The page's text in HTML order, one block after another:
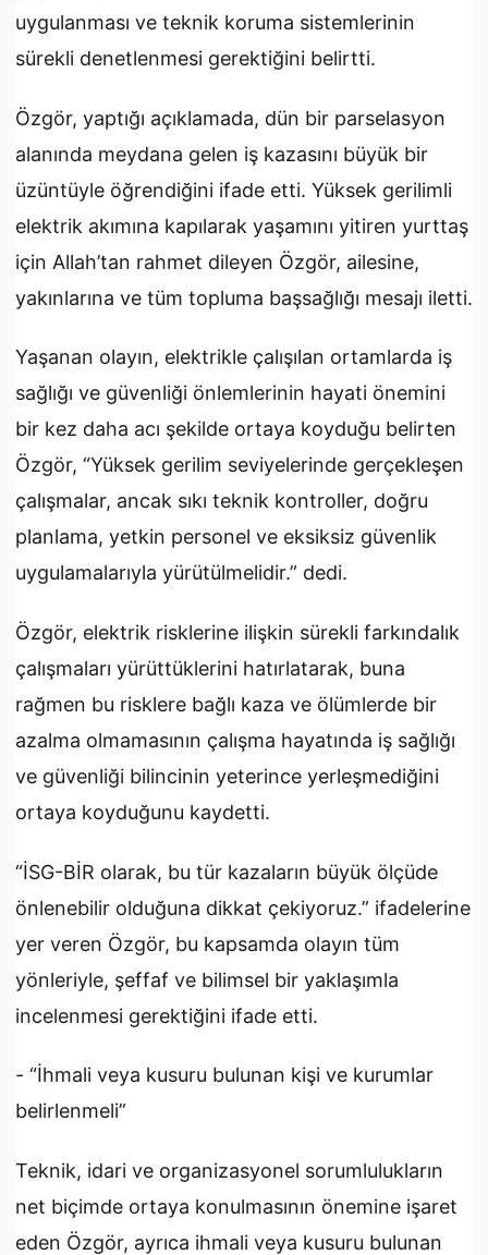
uygulanması ve teknik koruma sistemlerinin
sürekli denetlenmesi gerektiğini belirtti.
Özgör, yaptığı açıklamada, dün bir parselasyon
alanında meydana gelen iş kazasını büyük bir
üzüntüyle öğrendiğini ifade etti. Yüksek gerilimli
elektrik akımına kapılarak yaşamını yitiren yurttaş
için Allah’tan rahmet dileyen Özgör, ailesine,
yakınlarına ve tüm topluma başsağlığı mesajı iletti.
Yaşanan olayın, elektrikle çalışılan ortamlarda iş
sağlığı ve güvenliği önlemlerinin hayati önemini
bir kez daha acı şekilde ortaya koyduğu belirten
Özgör, “Yüksek gerilim seviyelerinde gerçekleşen
çalışmalar, ancak sıkı teknik kontroller, doğru
planlama, yetkin personel ve eksiksiz güvenlik
uygulamalarıyla yürütülmelidir.” dedi.
Özgör, elektrik risklerine ilişkin sürekli farkındalık
çalışmaları yürüttüklerini hatırlatarak, buna
rağmen bu risklere bağlı kaza ve ölümlerde bir
azalma olmamasının çalışma hayatında iş sağlığı
ve güvenliği bilincinin yeterince yerleşmediğini
ortaya koyduğunu kaydetti.
“İSG-BİR olarak, bu tür kazaların büyük ölçüde
önlenebilir olduğuna dikkat çekiyoruz.” ifadelerine
yer veren Özgör, bu kapsamda olayın tüm
yönleriyle, şeffaf ve bilimsel bir yaklaşımla
incelenmesi gerektiğini ifade etti.
- “İhmali veya kusuru bulunan kişi ve kurumlar
belirlenmeli”
Teknik, idari ve organizasyonel sorumlulukların
net biçimde ortaya konulmasının önemine işaret
eden Özgör, ayrıca ihmali veya kusuru bulunan